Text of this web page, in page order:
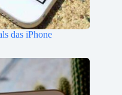
das iPhone